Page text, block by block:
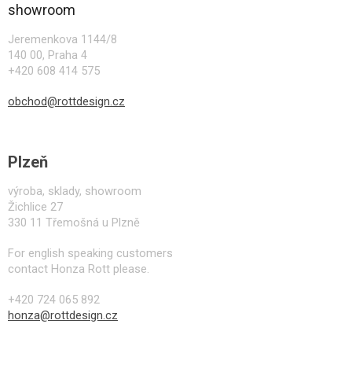
showroom
Jeremenkova 1144/8
140 00, Praha 4
+420 608 414 575
obchod@rottdesign.cz
Plzeň
výroba, sklady, showroom
Žichlice 27
330 11 Třemošná u Plzně
For english speaking customers
contact Honza Rott please.
+420 724 065 892
honza@rottdesign.cz